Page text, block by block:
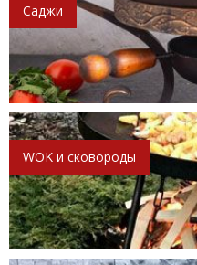
Саджи
WOK и сковороды